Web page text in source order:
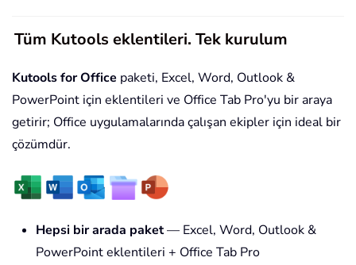
Tüm Kutools eklentileri. Tek kurulum
Kutools for Office paketi, Excel, Word, Outlook &
PowerPoint için eklentileri ve Office Tab Pro'yu bir araya
getirir; Office uygulamalarında çalışan ekipler için ideal bir
çözümdür.
Hepsi bir arada paket— Excel, Word, Outlook &
PowerPoint eklentileri + Office Tab Pro